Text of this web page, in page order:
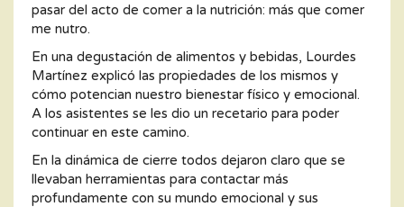
pasar del acto de comer a la nutrición: más que comer
me nutro.
En una degustación de alimentos y bebidas, Lourdes
Martínez explicó las propiedades de los mismos y
cómo potencian nuestro bienestar físico y emocional.
A los asistentes se les dio un recetario para poder
continuar en este camino.
En la dinámica de cierre todos dejaron claro que se
llevaban herramientas para contactar más
profundamente con su mundo emocional y sus